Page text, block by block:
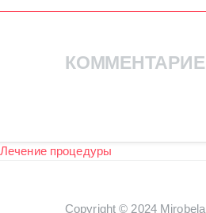
Лечение процедуры
Copyright © 2024 Mirobela